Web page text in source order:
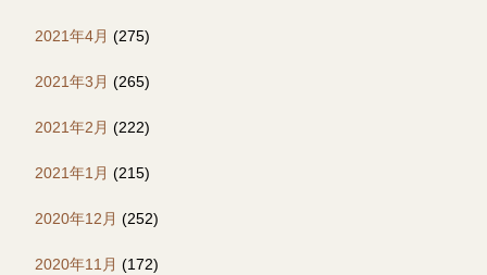
2021年4月 (275)
2021年3月 (265)
2021年2月 (222)
2021年1月 (215)
2020年12月 (252)
2020年11月 (172)